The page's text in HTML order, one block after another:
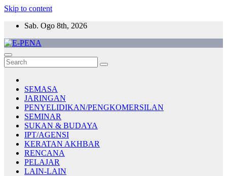
Skip to content
Sab. Ogo 8th, 2026
E-PENA
Berita Digital Terkini
SEMASA
JARINGAN
PENYELIDIKAN/PENGKOMERSILAN
SEMINAR
SUKAN & BUDAYA
IPT/AGENSI
KERATAN AKHBAR
RENCANA
PELAJAR
LAIN-LAIN